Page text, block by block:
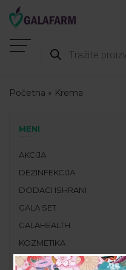
search
Početna » Krema
MENI
AKCIJA
DEZINFEKCIJA
DODACI ISHRANI
GALA SET
GALAHEALTH
KOZMETIKA
PREPORUČENI PROIZVODI